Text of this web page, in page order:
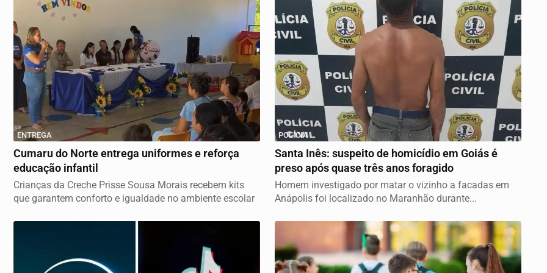
ENTREGA
Cumaru do Norte entrega uniformes e reforça
educação infantil
Crianças da Creche Prisse Sousa Morais recebem kits
que garantem conforto e igualdade no ambiente escolar
POLÍCIA
Santa Inês: suspeito de homicídio em Goiás é
preso após quase três anos foragido
Homem investigado por matar o vizinho a facadas em
Anápolis foi localizado no Maranhão durante...